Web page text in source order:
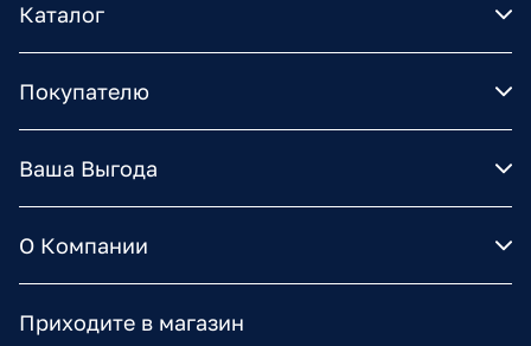
Каталог
Покупателю
Ваша Выгода
О Компании
Приходите в магазин